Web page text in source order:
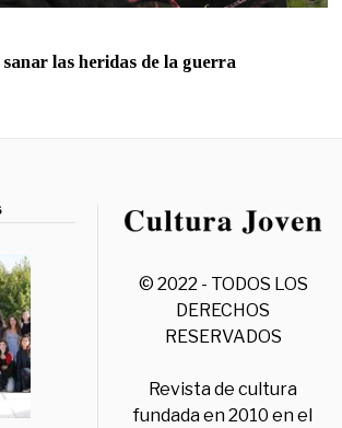
las heridas de la guerra
© 2022 - TODOS LOS
DERECHOS
RESERVADOS
Revista de cultura
fundada en 2010 en el